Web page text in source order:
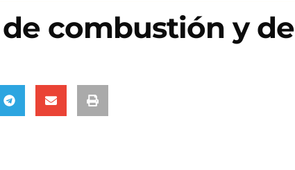
combustión y de